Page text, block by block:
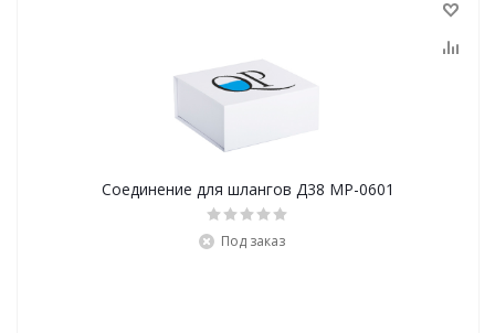
Соединение для шлангов Д38 MP-0601
Под заказ